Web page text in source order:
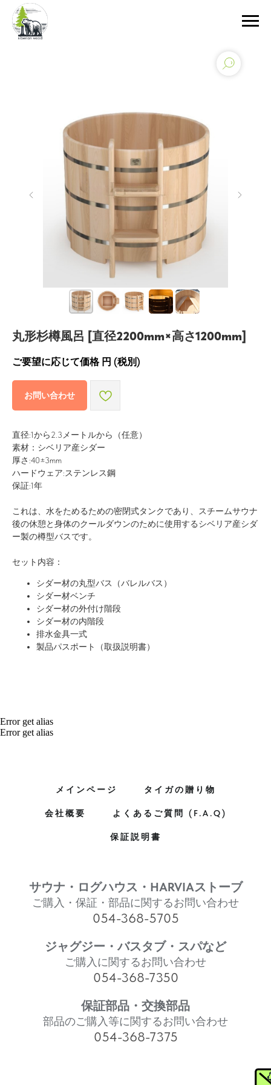
丸形杉樽風呂 [直径2200mm×高さ1200mm]
ご要望に応じて価格 円 (税別)
お問い合わせ
直径:1から2.3メートルから（任意）
素材：シベリア産シダー
厚さ:40±3mm
ハードウェア:ステンレス鋼
保証:1年
これは、水をためるための密閉式タンクであり、スチームサウナ
後の休憩と身体のクールダウンのために使用するシベリア産シダ
ー製の樽型バスです。
セット内容：
シダー材の丸型バス（バレルバス）
シダー材ベンチ
シダー材の外付け階段
シダー材の内階段
排水金具一式
製品パスポート（取扱説明書）
Error get alias
Error get alias
メインページ タイガの贈り物
会社概要 よくあるご質問 (F.A.Q)
保証説明書
サウナ・ログハウス・HARVIAストーブ
ご購入・保証・部品に関するお問い合わせ
054-368-5705
ジャグジー・バスタブ・スパなど
ご購入に関するお問い合わせ
054-368-7350
保証部品・交換部品
部品のご購入等に関するお問い合わせ
054-368-7375